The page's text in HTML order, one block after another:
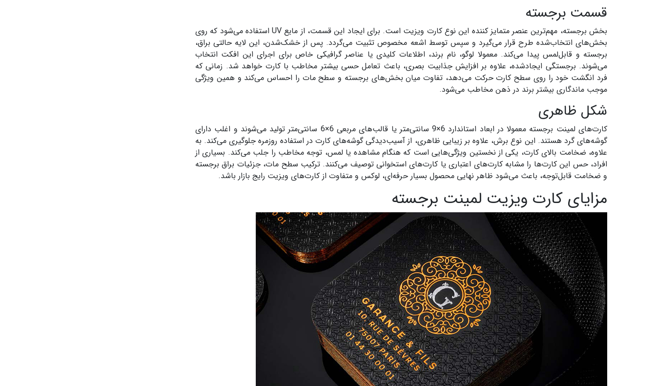
قسمت برجسته
بخش برجسته، مهم‌ترین عنصر متمایز کننده این نوع کارت ویزیت است. برای ایجاد این قسمت، از مایع UV استفاده می‌شود که روی
بخش‌های انتخاب‌شده طرح قرار می‌گیرد و سپس توسط اشعه مخصوص تثبیت می‌گردد. پس از خشک‌شدن، این لایه حالتی براق،
برجسته و قابل‌لمس پیدا می‌کند. معمولا لوگو، نام برند، اطلاعات کلیدی یا عناصر گرافیکی خاص برای اجرای این افکت انتخاب
می‌شوند. برجستگی ایجادشده، علاوه بر افزایش جذابیت بصری، باعث تعامل حسی بیشتر مخاطب با کارت خواهد شد. زمانی که
فرد انگشت خود را روی سطح کارت حرکت می‌دهد، تفاوت میان بخش‌های برجسته و سطح مات را احساس می‌کند و همین ویژگی
موجب ماندگاری بیشتر برند در ذهن مخاطب می‌شود.
شکل ظاهری
کارت‌های لمینت برجسته معمولا در ابعاد استاندارد 6×9 سانتی‌متر یا قالب‌های مربعی 6×6 سانتی‌متر تولید می‌شوند و اغلب دارای
گوشه‌های گرد هستند. این نوع برش، علاوه بر زیبایی ظاهری، از آسیب‌دیدگی گوشه‌های کارت در استفاده روزمره جلوگیری می‌کند. به
علاوه، ضخامت بالای کارت، یکی از نخستین ویژگی‌هایی است که هنگام مشاهده یا لمس، توجه مخاطب را جلب می‌کند. بسیاری از
افراد، حس این کارت‌ها را مشابه کارت‌های اعتباری یا کارت‌های استخوانی توصیف می‌کنند. ترکیب سطح مات، جزئیات براق برجسته
و ضخامت قابل‌توجه، باعث می‌شود ظاهر نهایی محصول بسیار حرفه‌ای، لوکس و متفاوت از کارت‌های ویزیت رایج بازار باشد.
مزایای کارت ویزیت لمینت برجسته